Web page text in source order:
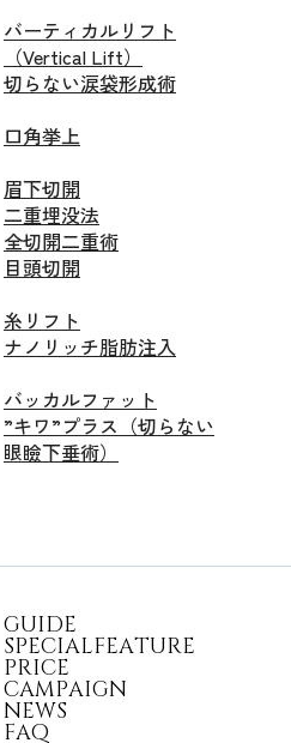
バーティカルリフト
（Vertical Lift）
切らない涙袋形成術
口角挙上
眉下切開
二重埋没法
全切開二重術
目頭切開
糸リフト
ナノリッチ脂肪注入
バッカルファット
”キワ”プラス（切らない
眼瞼下垂術）
GUIDE
SPECIALFEATURE
PRICE
CAMPAIGN
NEWS
FAQ